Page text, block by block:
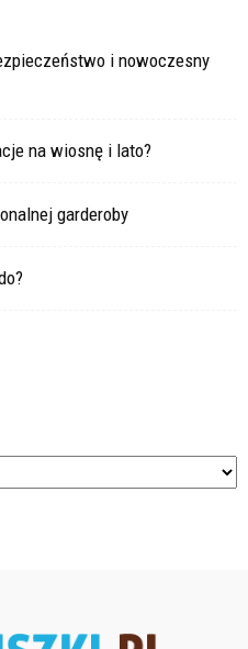
i nowoczesny
na wiosnę i lato?
garderoby